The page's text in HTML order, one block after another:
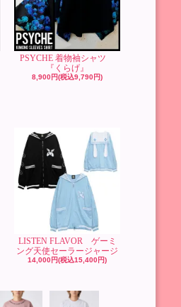
PSYCHE 着物袖シャツ
『くらげ』
8,900円(税込9,790円)
LISTEN FLAVOR ゲーミ
ング天使セーラージャージ
14,000円(税込15,400円)